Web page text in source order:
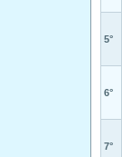
5°
6°
7°